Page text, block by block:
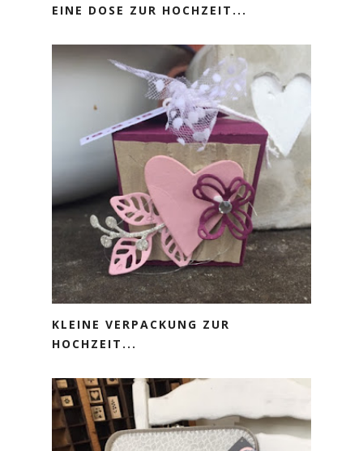
EINE DOSE ZUR HOCHZEIT...
KLEINE VERPACKUNG ZUR
HOCHZEIT...